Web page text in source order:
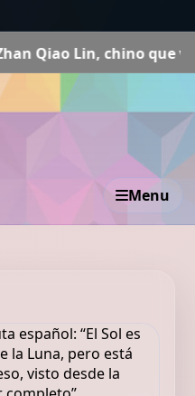
que vive en Madrid:
Menu